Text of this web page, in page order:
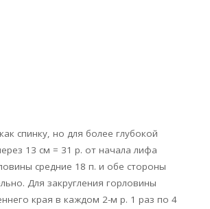
спинку, но для более глубокой
13 см = 31 р. от начала лифа
средние 18 п. и обе стороны
Для закругления горловины
края в каждом 2-м р. 1 раз по 4